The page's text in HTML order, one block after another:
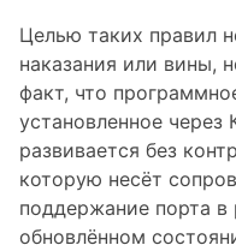
Целью таких правил
наказания или вины,
факт, что
установленное
развивается без
которую несёт
поддержание порта в
обновлённом